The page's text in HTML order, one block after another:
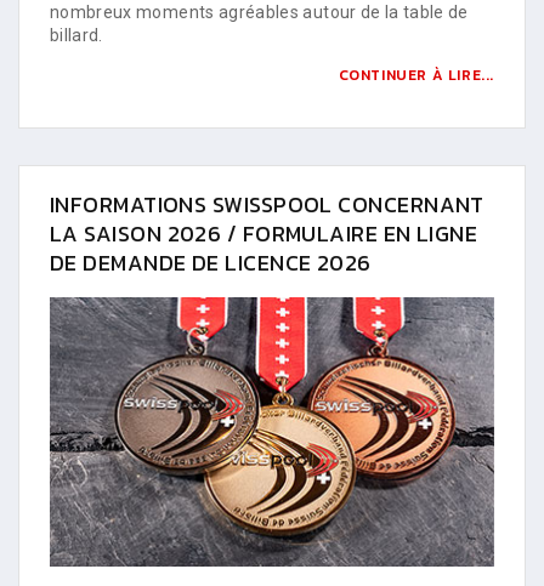
nombreux moments agréables autour de la table de
billard.
CONTINUER À LIRE...
INFORMATIONS SWISSPOOL CONCERNANT
LA SAISON 2026 / FORMULAIRE EN LIGNE
DE DEMANDE DE LICENCE 2026